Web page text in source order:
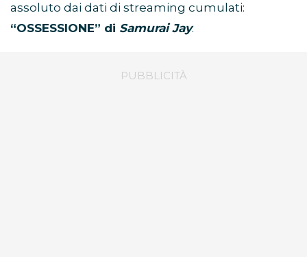
assoluto dai dati di streaming cumulati:
“OSSESSIONE” di Samurai Jay.